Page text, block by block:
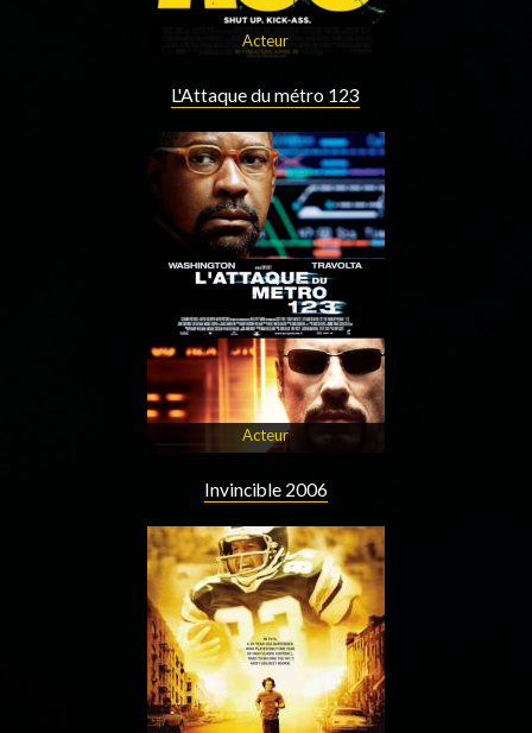
Acteur
L'Attaque du métro 123
Acteur
Invincible 2006